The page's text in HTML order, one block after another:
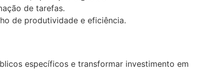
de tarefas.
de produtividade e eficiência.
específicos e transformar investimento em